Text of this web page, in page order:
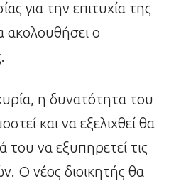
για την επιτυχία της
ακολουθήσει ο
η δυνατότητα του
και να εξελιχθεί θα
του να εξυπηρετεί τις
Ο νέος διοικητής θα